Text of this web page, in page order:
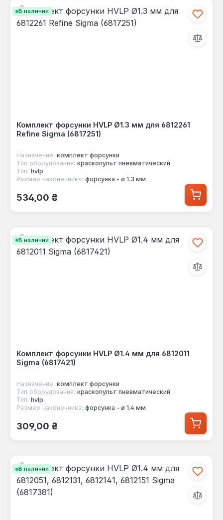
В наличии
Комплект форсунки HVLP Ø1.3 мм для 6812261
Refine Sigma (6817251)
Назначение: комплект форсунки
Тип оборудования: краскопульт пневматический
Тип: hvlp
Размер наконечника: форсунка - ø 1.3 мм
Обычная цена:
534,00 ₴
В наличии
Комплект форсунки HVLP Ø1.4 мм для 6812011
Sigma (6817421)
Назначение: комплект форсунки
Тип оборудования: краскопульт пневматический
Тип: hvlp
Размер наконечника: форсунка - ø 1.4 мм
Обычная цена:
309,00 ₴
В наличии